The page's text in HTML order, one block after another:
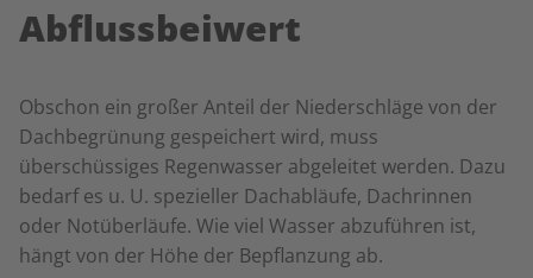
Abflussbeiwert
Obschon ein großer Anteil der Niederschläge von der
Dachbegrünung gespeichert wird, muss
überschüssiges Regenwasser abgeleitet werden. Dazu
bedarf es u. U. spezieller Dachabläufe, Dachrinnen
oder Notüberläufe. Wie viel Wasser abzuführen ist,
hängt von der Höhe der Bepflanzung ab.